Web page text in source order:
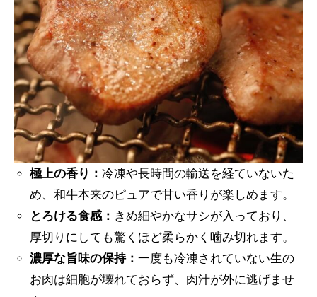
極上の香り：冷凍や長時間の輸送を経ていないた
め、和牛本来のピュアで甘い香りが楽しめます。
とろける食感： きめ細やかなサシが入っており、
厚切りにしても驚くほど柔らかく噛み切れます。
濃厚な旨味の保持：一度も冷凍されていない生の
お肉は細胞が壊れておらず、肉汁が外に逃げませ